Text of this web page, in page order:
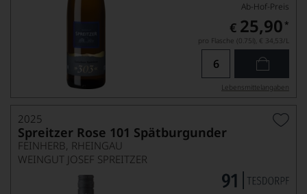
Ab-Hof-Preis
€ 25,90 *
pro Flasche (0.75l), € 34,53/L
Lebensmittel­angaben
2025
Spreitzer Rose 101 Spätburgunder
FEINHERB, RHEINGAU
WEINGUT JOSEF SPREITZER